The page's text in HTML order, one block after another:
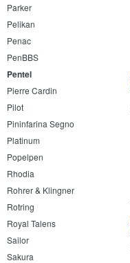
Parker
Pelikan
Penac
PenBBS
Pentel
Pierre Cardin
Pilot
Pininfarina Segno
Platinum
Popelpen
Rhodia
Rohrer & Klingner
Rotring
Royal Talens
Sailor
Sakura